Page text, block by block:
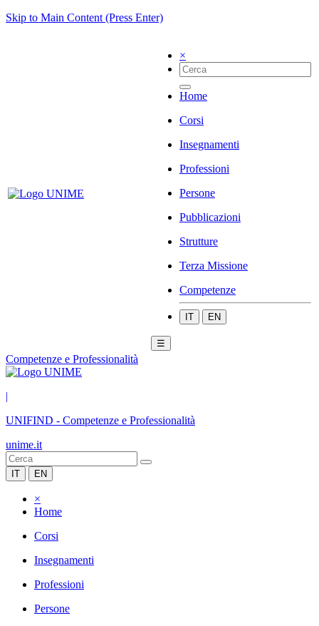
Skip to Main Content (Press Enter)
×
Home
Corsi
Insegnamenti
Professioni
Persone
Pubblicazioni
Strutture
Terza Missione
Competenze
IT EN
☰
Competenze e Professionalità
|
UNIFIND - Competenze e Professionalità
unime.it
IT EN
×
Home
Corsi
Insegnamenti
Professioni
Persone